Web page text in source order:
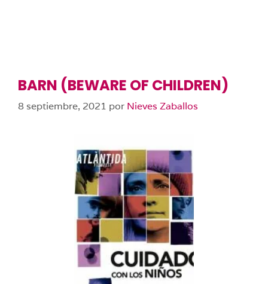
BARN (BEWARE OF CHILDREN)
8 septiembre, 2021 por Nieves Zaballos